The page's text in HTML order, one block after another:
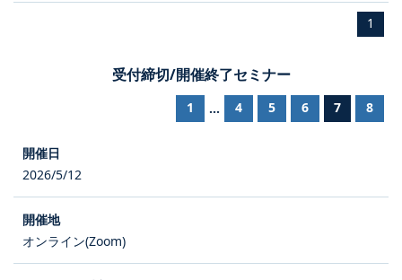
1
受付締切/開催終了セミナー
1 ... 4 5 6 7 8
2026/5/12
オンライン(Zoom)